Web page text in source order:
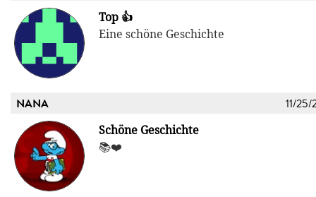
Top 👍
Eine schöne Geschichte
NANA 11/25/
Schöne Geschichte
📚❤️